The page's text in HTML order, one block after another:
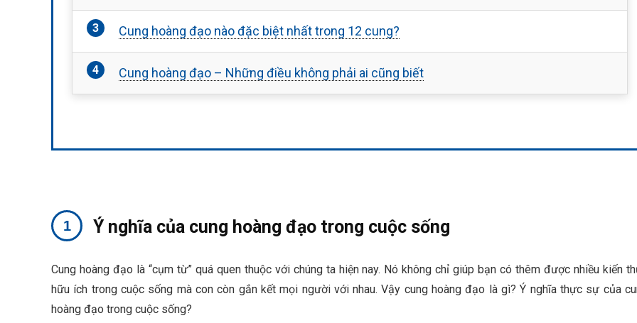
Cung hoàng đạo nào đặc biệt nhất trong 12 cung?
Cung hoàng đạo – Những điều không phải ai cũng biết
Ý nghĩa của cung hoàng đạo trong cuộc sống
Cung hoàng đạo là “cụm từ” quá quen thuộc với chúng ta hiện nay. Nó không chỉ giúp bạn có thêm được nhiều kiến
hữu ích trong cuộc sống mà con còn gắn kết mọi người với nhau. Vậy cung hoàng đạo là gì? Ý nghĩa thực sự của
hoàng đạo trong cuộc sống?